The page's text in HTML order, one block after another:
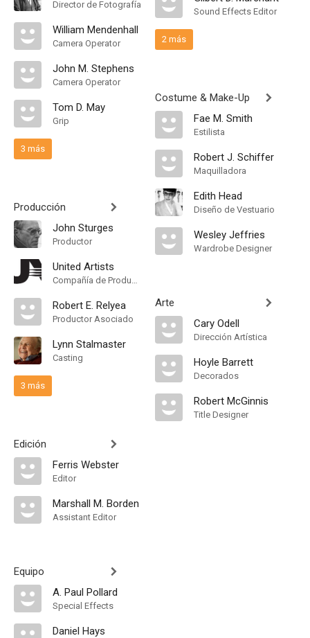
Director de Fotografía
William Mendenhall
Camera Operator
John M. Stephens
Camera Operator
Tom D. May
Grip
3 más
Producción
John Sturges
Productor
United Artists
Compañía de Produccion
Robert E. Relyea
Productor Asociado
Lynn Stalmaster
Casting
3 más
Edición
Ferris Webster
Editor
Marshall M. Borden
Assistant Editor
Equipo
A. Paul Pollard
Special Effects
Daniel Hays
Sound Effects Editor
2 más
Costume & Make-Up
Fae M. Smith
Estilista
Robert J. Schiffer
Maquilladora
Edith Head
Diseño de Vestuario
Wesley Jeffries
Wardrobe Designer
Arte
Cary Odell
Dirección Artística
Hoyle Barrett
Decorados
Robert McGinnis
Title Designer